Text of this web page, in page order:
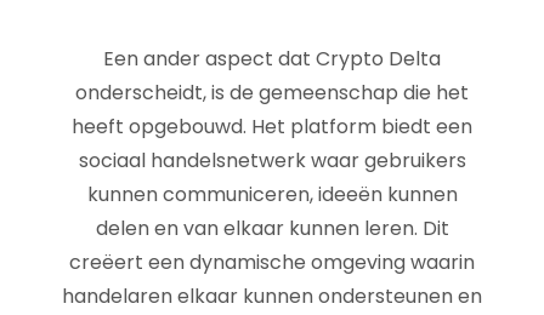
Een ander aspect dat Crypto Delta
onderscheidt, is de gemeenschap die het
heeft opgebouwd. Het platform biedt een
sociaal handelsnetwerk waar gebruikers
kunnen communiceren, ideeën kunnen
delen en van elkaar kunnen leren. Dit
creëert een dynamische omgeving waarin
handelaren elkaar kunnen ondersteunen en